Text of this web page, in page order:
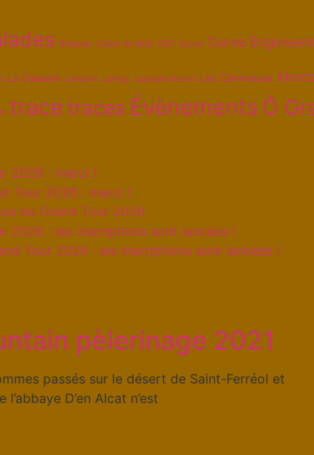
Blagnac Canal du Midi CEC Curve Curve
La Galaube Lampiot Lampy Laprade Basse Les Cammazes
trace traces Évènements Ô
2026 : merci !
Tour 2026 : merci !
du Grand Tour 2026
2026 : les inscriptions sont lancées !
Tour 2026 : les inscriptions sont lancées !
pèlerinage 2021
passés sur le désert de Saint-Ferréol et
D’en Alcat n’est